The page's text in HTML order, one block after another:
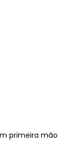
primeira mão